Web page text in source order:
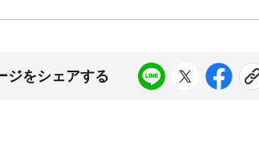
ジをシェアする